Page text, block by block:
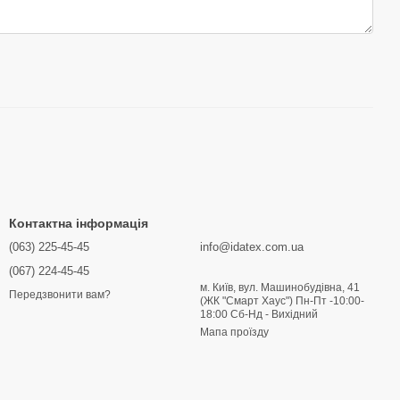
Контактна інформація
(063) 225-45-45
(067) 224-45-45
Передзвонити вам?
info@idatex.com.ua
м. Київ, вул. Машинобудівна, 41
(ЖК "Смарт Хаус") Пн-Пт -10:00-
18:00 Сб-Нд - Вихідний
Мапа проїзду